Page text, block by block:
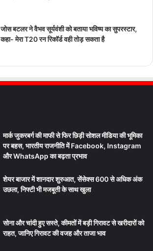
जोस बटलर ने वैभव सूर्यवंशी को बताया भविष्य का सुपरस्टार,
कहा- मेरा T20 रन रिकॉर्ड वही तोड़ सकता है
मार्क जुकरबर्ग की माफी से फिर छिड़ी सोशल मीडिया की भूमिका
पर बहस, भारतीय राजनीति में Facebook, Instagram
और WhatsApp का बढ़ता प्रभाव
शेयर बाजार में शानदार शुरुआत, सेंसेक्स 600 से अधिक अंक
उछला, निफ्टी भी मजबूती के साथ खुला
सोना और चांदी हुए सस्ते, कीमतों में बड़ी गिरावट से खरीदारों को
राहत, जानिए गिरावट की वजह और ताजा भाव